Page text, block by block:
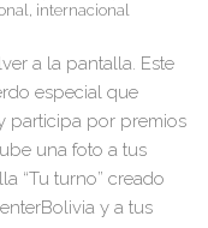
internacional